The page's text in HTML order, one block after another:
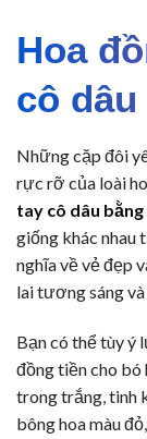
Hoa
cô dâu
Những cặp đôi
rực rỡ của loài
tay cô dâu
giống khác nhau
nghĩa về vẻ đẹp
lai tương sáng
Bạn có thể tùy ý
đồng tiền cho bó
trong trắng, tinh
bông hoa màu